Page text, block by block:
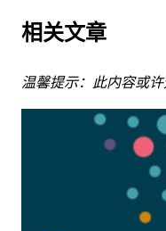
相关文章
温馨提示：此内容或